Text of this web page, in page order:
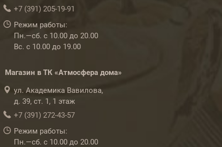
+7 (391) 205-19-91
Режим работы:
Пн.—сб. с 10.00 до 20.00
Вс. с 10.00 до 19.00
Магазин в ТК «Атмосфера дома»
ул. Академика Вавилова,
д. 39, ст. 1, 1 этаж
+7 (391) 272-43-57
Режим работы:
Пн.—сб. с 10.00 до 20.00